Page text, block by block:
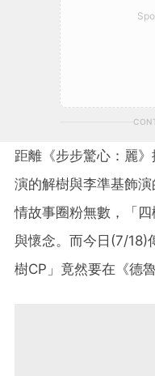
距離《步步驚心：麗
演的解樹與李準基飾
情故事圈粉無數，「
與懷念。而今日(7/18)
樹CP」竟然要在《德